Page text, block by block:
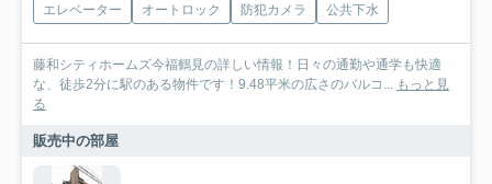
エレベーター オートロック 防犯カメラ 公共下水
藤和シティホームズ今福鶴見の詳しい情報！日々の通勤や通学も快適
な、徒歩2分に駅のある物件です！9.48平米の広さのバルコ... もっと見
る
販売中の部屋